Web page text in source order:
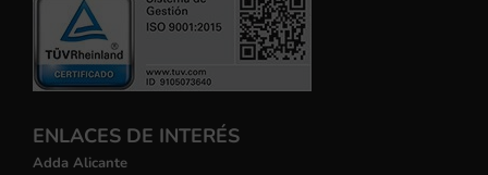
ENLACES DE INTERÉS
Adda Alicante